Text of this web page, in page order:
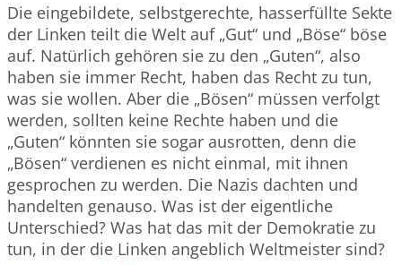
Die eingebildete, selbstgerechte, hasserfüllte Sekte
der Linken teilt die Welt auf „Gut“ und „Böse“ böse
auf. Natürlich gehören sie zu den „Guten“, also
haben sie immer Recht, haben das Recht zu tun,
was sie wollen. Aber die „Bösen“ müssen verfolgt
werden, sollten keine Rechte haben und die
„Guten“ könnten sie sogar ausrotten, denn die
„Bösen“ verdienen es nicht einmal, mit ihnen
gesprochen zu werden. Die Nazis dachten und
handelten genauso. Was ist der eigentliche
Unterschied? Was hat das mit der Demokratie zu
tun, in der die Linken angeblich Weltmeister sind?